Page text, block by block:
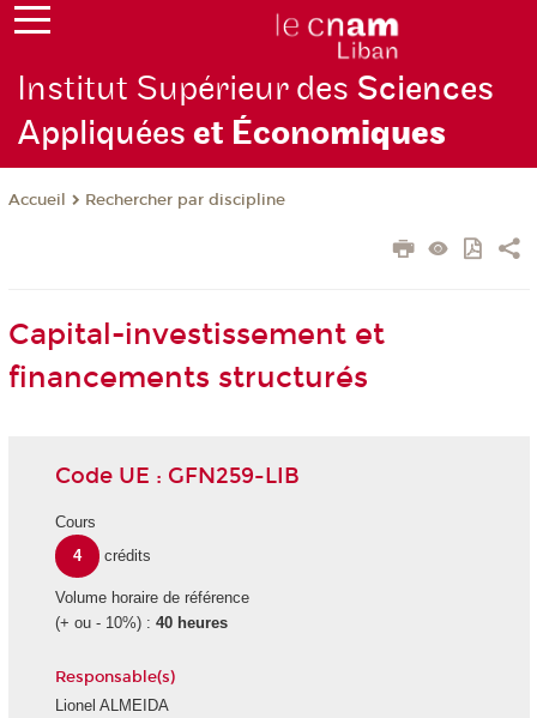
Institut Supérieur des Sciences
Appliquéeset Économiques
Accueil Rechercher par discipline
Capital-investissement et
financements structurés
Code UE : GFN259-LIB
Cours
4
crédits
Volume horaire de référence
(+ ou - 10%) : 40 heures
Responsable(s)
Lionel ALMEIDA